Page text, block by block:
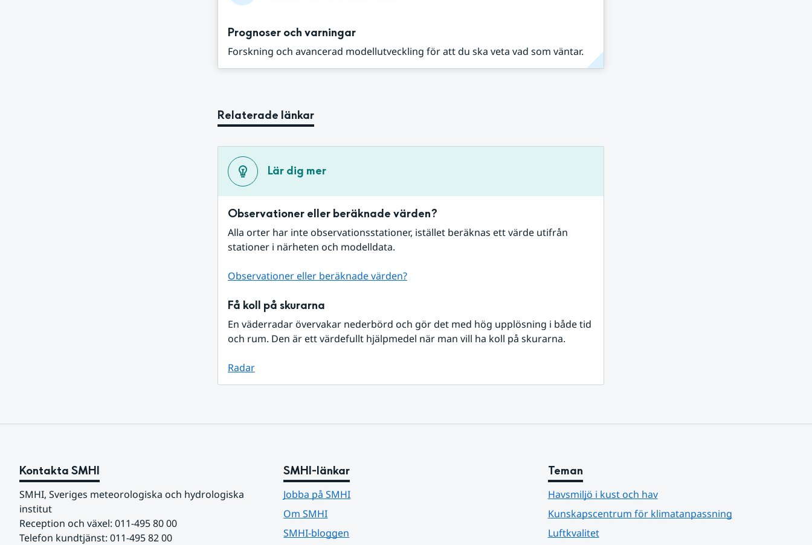
Prognoser och varningar
Forskning och avancerad modellutveckling för att du ska veta vad som väntar.
Relaterade länkar
Lär dig mer
Observationer eller beräknade värden?
Alla orter har inte observationsstationer, istället beräknas ett värde utifrån
stationer i närheten och modelldata.
Observationer eller beräknade värden?
Få koll på skurarna
En väderradar övervakar nederbörd och gör det med hög upplösning i både tid
och rum. Den är ett värdefullt hjälpmedel när man vill ha koll på skurarna.
Radar
Kontakta SMHI
SMHI, Sveriges meteorologiska och hydrologiska
institut
Reception och växel: 011-495 80 00
Telefon kundtjänst: 011-495 82 00
SMHI-länkar
Jobba på SMHI
Om SMHI
SMHI-bloggen
Teman
Havsmiljö i kust och hav
Kunskapscentrum för klimatanpassning
Luftkvalitet